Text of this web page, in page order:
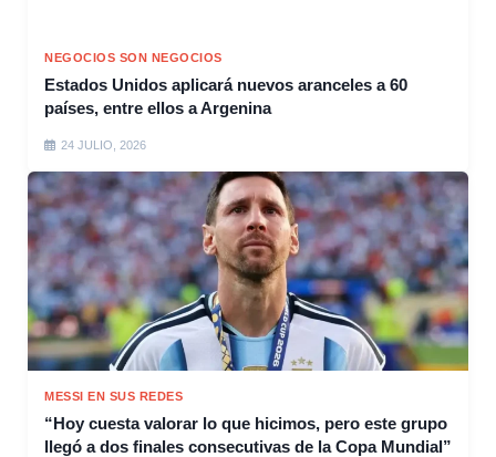
NEGOCIOS SON NEGOCIOS
Estados Unidos aplicará nuevos aranceles a 60
países, entre ellos a Argenina
24 JULIO, 2026
MESSI EN SUS REDES
“Hoy cuesta valorar lo que hicimos, pero este grupo
llegó a dos finales consecutivas de la Copa Mundial”